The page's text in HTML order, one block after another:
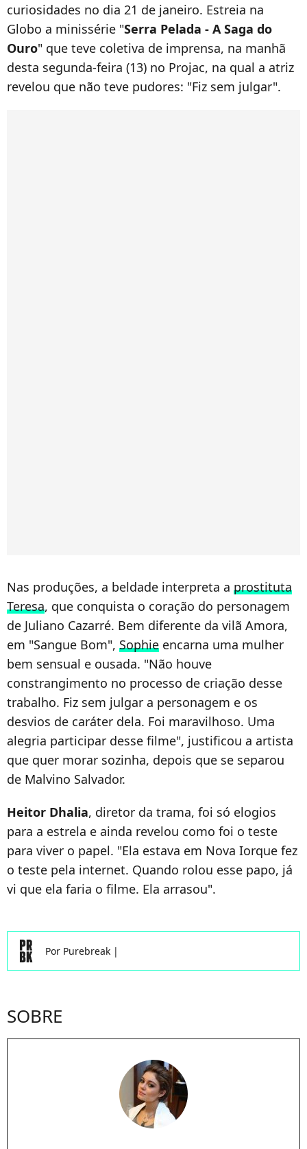
curiosidades no dia 21 de janeiro. Estreia na
Globo a minissérie "Serra Pelada - A Saga do
Ouro" que teve coletiva de imprensa, na manhã
desta segunda-feira (13) no Projac, na qual a atriz
revelou que não teve pudores: "Fiz sem julgar".
Nas produções, a beldade interpreta a prostituta
Teresa, que conquista o coração do personagem
de Juliano Cazarré. Bem diferente da vilã Amora,
em "Sangue Bom", Sophie encarna uma mulher
bem sensual e ousada. "Não houve
constrangimento no processo de criação desse
trabalho. Fiz sem julgar a personagem e os
desvios de caráter dela. Foi maravilhoso. Uma
alegria participar desse filme", justificou a artista
que quer morar sozinha, depois que se separou
de Malvino Salvador.
Heitor Dhalia, diretor da trama, foi só elogios
para a estrela e ainda revelou como foi o teste
para viver o papel. "Ela estava em Nova Iorque fez
o teste pela internet. Quando rolou esse papo, já
vi que ela faria o filme. Ela arrasou".
Por Purebreak |
SOBRE